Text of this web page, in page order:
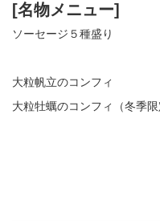
[名物メニュー]
ソーセージ５種盛り
大粒帆立のコンフィ
大粒牡蠣のコンフィ（冬季限